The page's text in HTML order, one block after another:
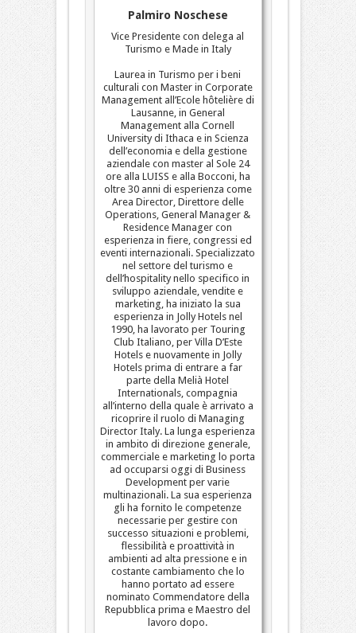
Palmiro Noschese
Vice Presidente con delega al
Turismo e Made in Italy
Laurea in Turismo per i beni
culturali con Master in Corporate
Management all’Ecole hôtelière di
Lausanne, in General
Management alla Cornell
University di Ithaca e in Scienza
dell’economia e della gestione
aziendale con master al Sole 24
ore alla LUISS e alla Bocconi, ha
oltre 30 anni di esperienza come
Area Director, Direttore delle
Operations, General Manager &
Residence Manager con
esperienza in fiere, congressi ed
eventi internazionali. Specializzato
nel settore del turismo e
dell’hospitality nello specifico in
sviluppo aziendale, vendite e
marketing, ha iniziato la sua
esperienza in Jolly Hotels nel
1990, ha lavorato per Touring
Club Italiano, per Villa D’Este
Hotels e nuovamente in Jolly
Hotels prima di entrare a far
parte della Melià Hotel
Internationals, compagnia
all’interno della quale è arrivato a
ricoprire il ruolo di Managing
Director Italy. La lunga esperienza
in ambito di direzione generale,
commerciale e marketing lo porta
ad occuparsi oggi di Business
Development per varie
multinazionali. La sua esperienza
gli ha fornito le competenze
necessarie per gestire con
successo situazioni e problemi,
flessibilità e proattività in
ambienti ad alta pressione e in
costante cambiamento che lo
hanno portato ad essere
nominato Commendatore della
Repubblica prima e Maestro del
lavoro dopo.